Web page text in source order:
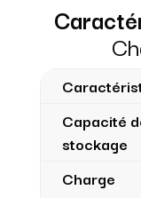
Capacité
stockage
Charge